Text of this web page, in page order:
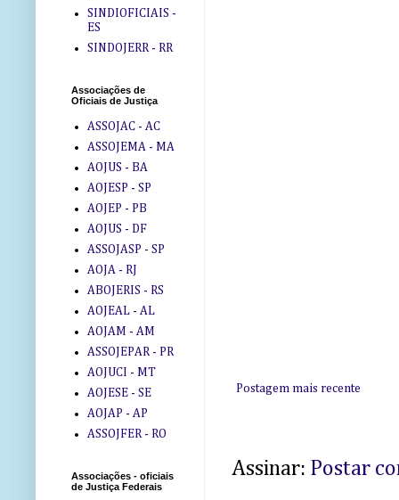
Postagem mais recente
Assinar: Postar
SINDIOFICIAIS -
ES
SINDOJERR - RR
Associações de
Oficiais de Justiça
ASSOJAC - AC
ASSOJEMA - MA
AOJUS - BA
AOJESP - SP
AOJEP - PB
AOJUS - DF
ASSOJASP - SP
AOJA - RJ
ABOJERIS - RS
AOJEAL - AL
AOJAM - AM
ASSOJEPAR - PR
AOJUCI - MT
AOJESE - SE
AOJAP - AP
ASSOJFER - RO
Associações - oficiais
de Justiça Federais